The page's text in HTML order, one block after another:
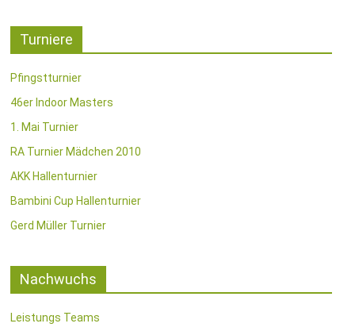
Turniere
Pfingstturnier
46er Indoor Masters
1. Mai Turnier
RA Turnier Mädchen 2010
AKK Hallenturnier
Bambini Cup Hallenturnier
Gerd Müller Turnier
Nachwuchs
Leistungs Teams